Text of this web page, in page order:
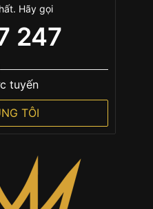
Hãy gọi
247
tuyến
TÔI